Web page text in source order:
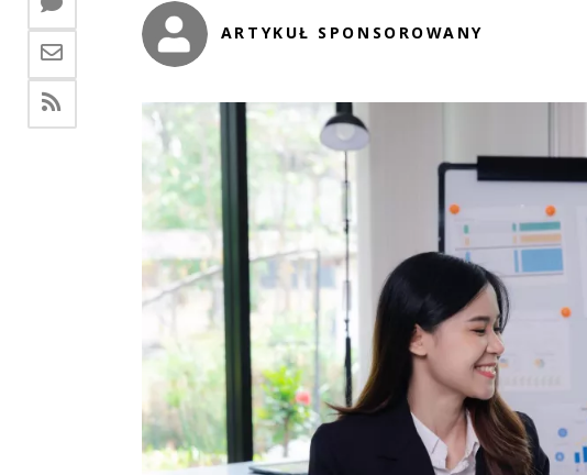
ARTYKUŁ SPONSOROWANY